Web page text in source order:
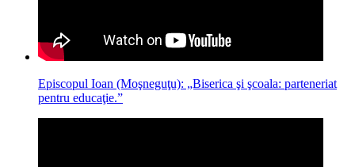
Episcopul Ioan (Moşneguţu): „Biserica şi şcoala: parteneriat
pentru educaţie.”